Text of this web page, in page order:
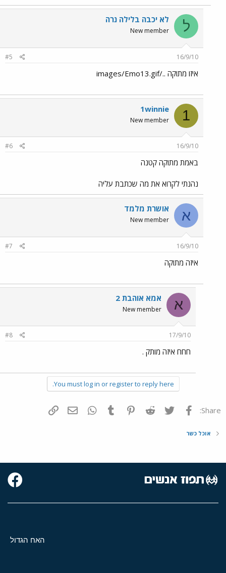
ל לא יכבה בלילה נרה
New member
16/9/10
#5
איזו מתוקה ../images/Emo13.gif
1
1winnie
New member
16/9/10
#6
באמת מתוקה קטנה
נהנתי לקרוא את מה שכתבת עליה
א אושרת מלמד
New member
16/9/10
#7
איזה מתוקה
א אמא אוהבת 2
New member
17/9/10
#8
חחח איזה מותק .
You must log in or register to reply here.
Share: פייסבוק Twitter
Reddit
Pinterest
Tumblr
WhatsAppדואר אלקטרוני
אוכל כשר
האח הגדול